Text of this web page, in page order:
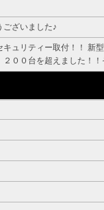
ございました♪
キュリティー取付！！ 新
００台を超えました！！